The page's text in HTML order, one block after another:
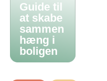
Guide til
at skabe
sammen
hæng i
boligen